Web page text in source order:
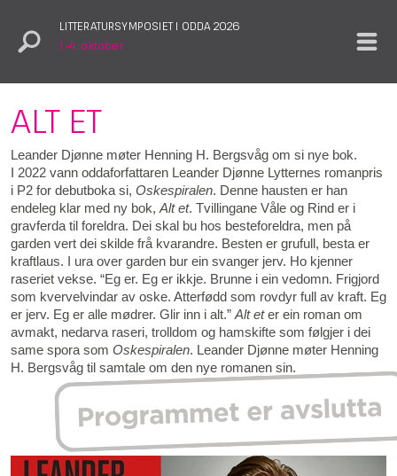
LITTERATURSYMPOSIET I ODDA 2026
1.–4. oktober
ALT ET
Leander Djønne møter Henning H. Bergsvåg om si nye bok.
I 2022 vann oddaforfattaren Leander Djønne Lytternes romanpris
i P2 for debutboka si, Oskespiralen. Denne hausten er han
endeleg klar med ny bok, Alt et. Tvillingane Våle og Rind er i
gravferda til foreldra. Dei skal bu hos besteforeldra, men på
garden vert dei skilde frå kvarandre. Besten er grufull, besta er
kraftlaus. I ura over garden bur ein svanger jerv. Ho kjenner
raseriet vekse. “Eg er. Eg er ikkje. Brunne i ein vedomn. Frigjord
som kvervelvindar av oske. Atterfødd som rovdyr full av kraft. Eg
er jerv. Eg er alle mødrer. Glir inn i alt.” Alt eter ein roman om
avmakt, nedarva raseri, trolldom og hamskifte som følgjer i dei
same spora som Oskespiralen. Leander Djønne møter Henning
H. Bergsvåg til samtale om den nye romanen sin.